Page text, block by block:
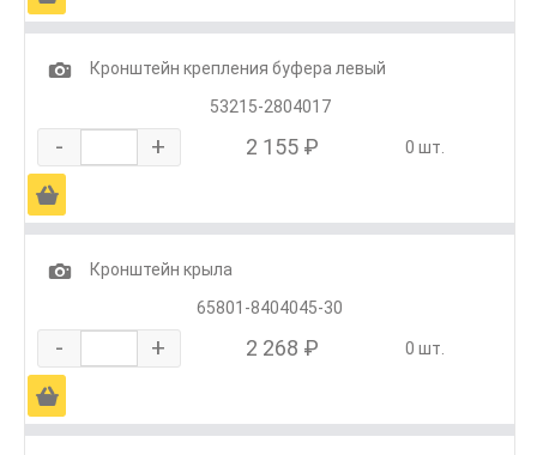
1
Кронштейн крепления буфера левый
53215-2804017
- + 2 155 ₽ 0 шт.
Ä
1
Кронштейн крыла
65801-8404045-30
- + 2 268 ₽ 0 шт.
Ä